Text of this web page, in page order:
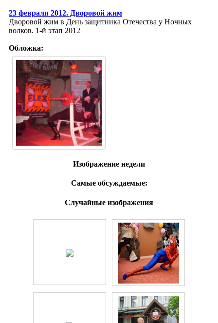
23 февраля 2012. Дворовой жим
Дворовой жим в День защитника Отечества у Ночных
волков. 1-й этап 2012
Обложка:
Изображение недели
Самые обсуждаемые:
Случайные изображения